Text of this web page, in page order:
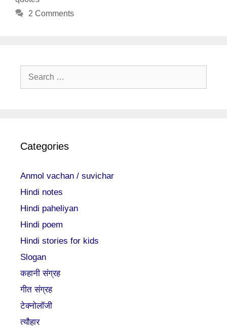
2 Comments
Search
Categories
Anmol vachan / suvichar
Hindi notes
Hindi paheliyan
Hindi poem
Hindi stories for kids
Slogan
कहानी संग्रह
गीत संग्रह
टेक्नोलॉजी
त्यौहार